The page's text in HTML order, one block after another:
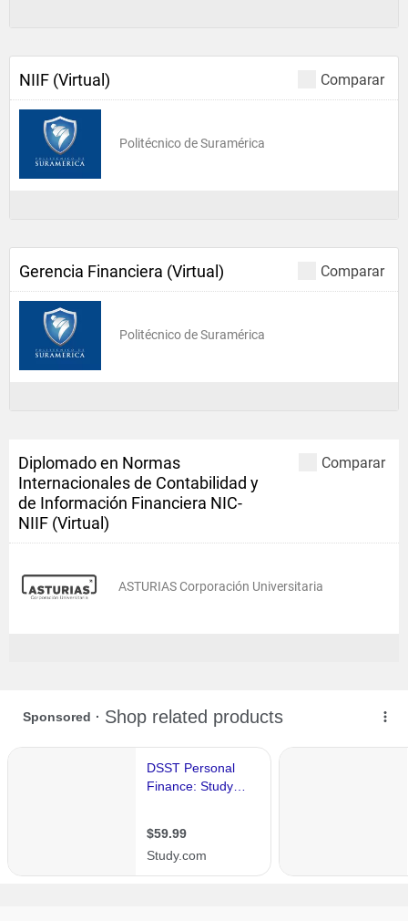
Comparar
NIIF (Virtual)
Politécnico de Suramérica
Comparar
Gerencia Financiera (Virtual)
Politécnico de Suramérica
Comparar
Diplomado en Normas
Internacionales de Contabilidad y
de Información Financiera NIC-
NIIF (Virtual)
ASTURIAS Corporación Universitaria